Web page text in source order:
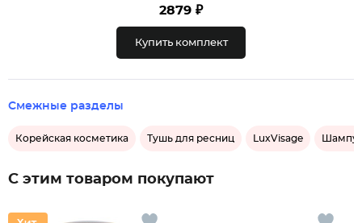
2879 ₽
Купить комплект
Смежные разделы
Корейская косметика Тушь для ресниц LuxVisage
С этим товаром покупают